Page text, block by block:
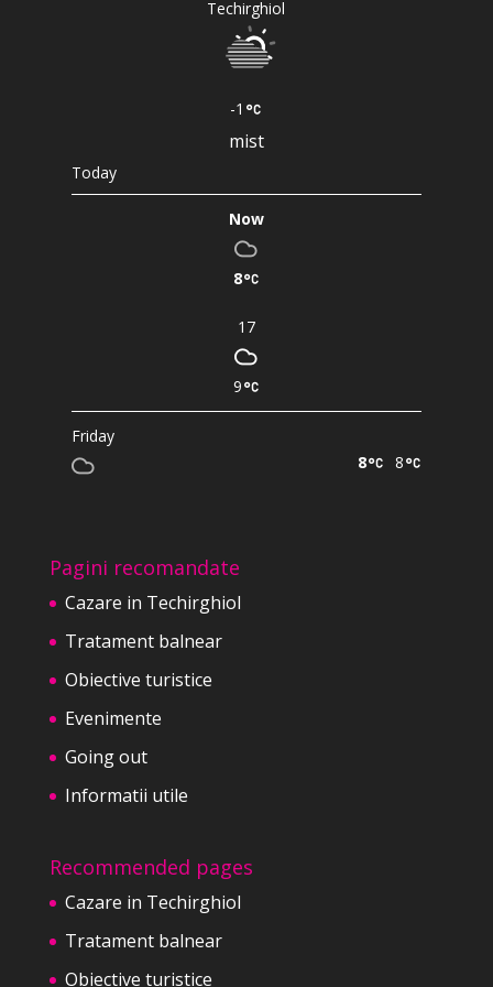
Techirghiol
-1
mist
Today
Now
8
17
9
Friday
8
8
Pagini recomandate
Cazare in Techirghiol
Tratament balnear
Obiective turistice
Evenimente
Going out
Informatii utile
Recommended pages
Cazare in Techirghiol
Tratament balnear
Obiective turistice